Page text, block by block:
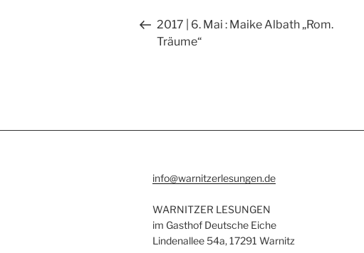
e
b
n
Beitragsnavigation
Vorheriger
Beitrag
2017 | 6. Mai : Maike Albath „Rom.
Träume“
info@warnitzerlesungen.de
WARNITZER LESUNGEN
im Gasthof Deutsche Eiche
Lindenallee 54a, 17291 Warnitz